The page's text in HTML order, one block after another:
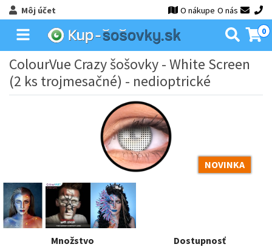
Môj účet O nákupe O nás
0
ColourVue Crazy šošovky - White Screen
(2 ks trojmesačné) - nedioptrické
NOVINKA
Množstvo
Dostupnosť